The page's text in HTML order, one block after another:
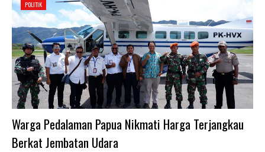
POLITIK
Warga Pedalaman Papua Nikmati Harga Terjangkau
Berkat Jembatan Udara